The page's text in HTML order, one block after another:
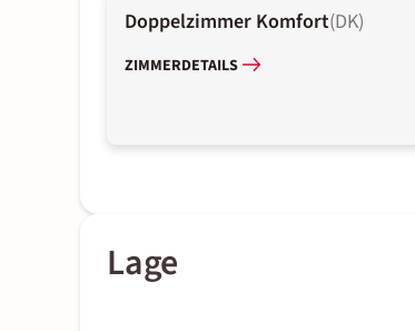
Doppelzimmer Komfort(DK)
ZIMMERDETAILS
Lage